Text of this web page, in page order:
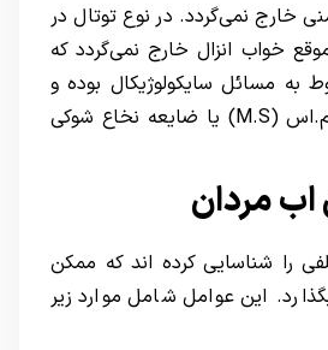
خارج نمی‌گردد. در نوع توتال در
خواب انزال خارج نمی‌گردد که
به مسائل سایکولوژیکال بوده و
ارتباطی به بیماری ام.اس (M.S) یا ضایعه نخاع شوکی
مردان
را شناسایی کرده اند که ممکن
این عوامل شامل موارد زیر